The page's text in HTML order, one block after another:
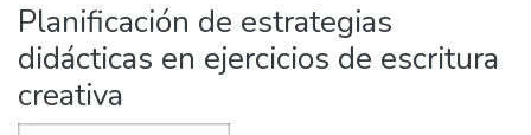
Estadísticas Externas
Manuales
Planificación de estrategias
didácticas en ejercicios de escritura
creativa